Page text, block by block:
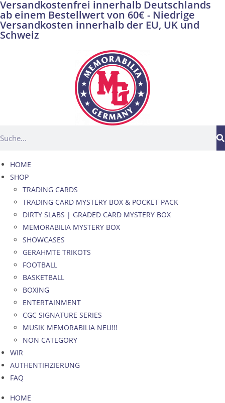
Versandkostenfrei innerhalb Deutschlands
ab einem Bestellwert von 60€ - Niedrige
Versandkosten innerhalb der EU, UK und
Schweiz
HOME
SHOP
TRADING CARDS
TRADING CARD MYSTERY BOX & POCKET PACK
DIRTY SLABS | GRADED CARD MYSTERY BOX
MEMORABILIA MYSTERY BOX
SHOWCASES
GERAHMTE TRIKOTS
FOOTBALL
BASKETBALL
BOXING
ENTERTAINMENT
CGC SIGNATURE SERIES
MUSIK MEMORABILIA NEU!!!
NON CATEGORY
WIR
AUTHENTIFIZIERUNG
FAQ
HOME